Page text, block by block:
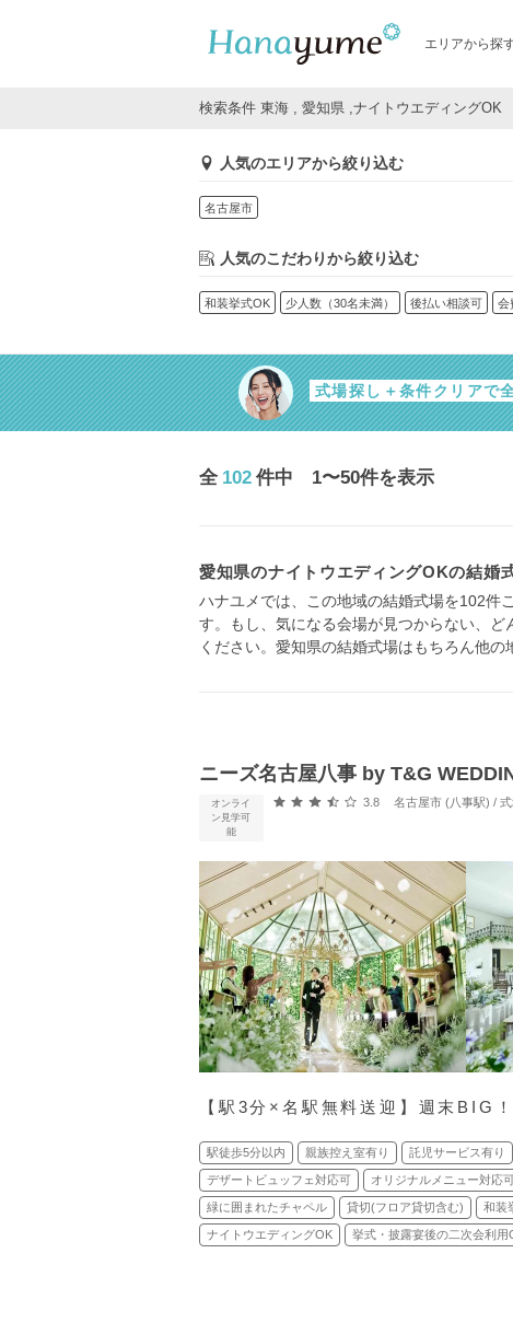
エリアから探
検索条件 東海 , 愛知県 ,ナイトウエディングOK
人気のエリアから絞り込む
名古屋市
人気のこだわりから絞り込む
和装挙式OK 少人数（30名未満） 後払い相談可 会
式場探し＋条件クリアで
全 102 件中 1〜50件を表示
愛知県のナイトウエディングOKの結婚
ハナユメでは、この地域の結婚式場を102件
す。もし、気になる会場が見つからない、
ください。愛知県の結婚式場はもちろん他
ニーズ名古屋八事 by T&G
オンライ
ン見学可
能
口コミ評価
3.8 名古屋市 (八事駅) /
【駅3分×名駅無料送迎】週末BIG
駅徒歩5分以内 親族控え室有り 託児サービス有り
デザートビュッフェ対応可 オリジナルメニュー対応
緑に囲まれたチャペル 貸切(フロア貸切含む) 和装
ナイトウエディングOK 挙式・披露宴後の二次会利用